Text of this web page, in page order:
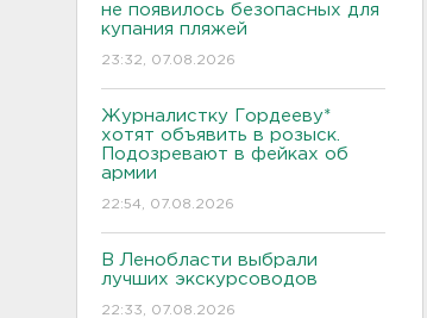
не появилось безопасных для
купания пляжей
23:32, 07.08.2026
Журналистку Гордееву*
хотят объявить в розыск.
Подозревают в фейках об
армии
22:54, 07.08.2026
В Ленобласти выбрали
лучших экскурсоводов
22:33, 07.08.2026